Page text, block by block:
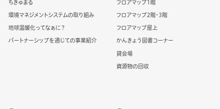
ちきゅまる
環境マネジメントシステムの取り組み
地球温暖化ってなぁに？
パートナーシップを通じての事業紹介
フロアマップ1階
フロアマップ2階・3階
フロアマップ屋上
かんきょう図書コーナー
貸会場
資源物の回収